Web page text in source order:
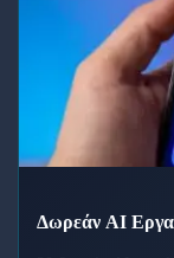
Δωρεάν AI